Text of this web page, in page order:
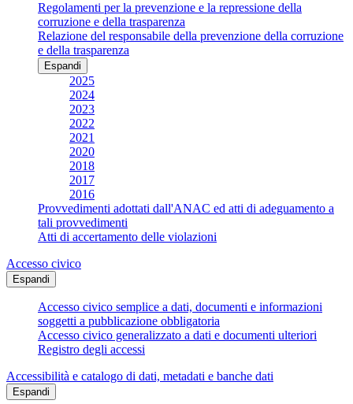
Regolamenti per la prevenzione e la repressione della
corruzione e della trasparenza
Relazione del responsabile della prevenzione della corruzione
e della trasparenza
Espandi
2025
2024
2023
2022
2021
2020
2018
2017
2016
Provvedimenti adottati dall'ANAC ed atti di adeguamento a
tali provvedimenti
Atti di accertamento delle violazioni
Accesso civico
Espandi
Accesso civico semplice a dati, documenti e informazioni
soggetti a pubblicazione obbligatoria
Accesso civico generalizzato a dati e documenti ulteriori
Registro degli accessi
Accessibilità e catalogo di dati, metadati e banche dati
Espandi